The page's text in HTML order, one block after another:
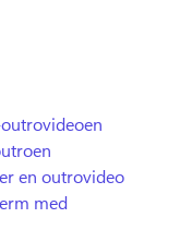
en outrovideo
med